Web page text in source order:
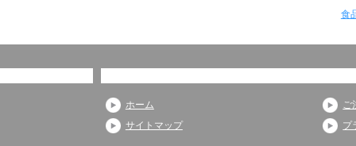
食
ホーム
サイトマップ
ご
プ